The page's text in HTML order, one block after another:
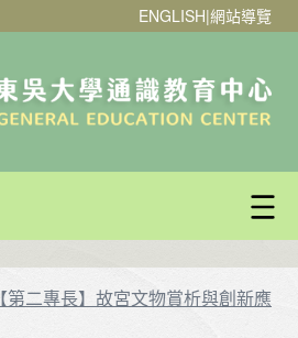
ENGLISH|網站導覽
【第二專長】故宮文物賞析與創新應